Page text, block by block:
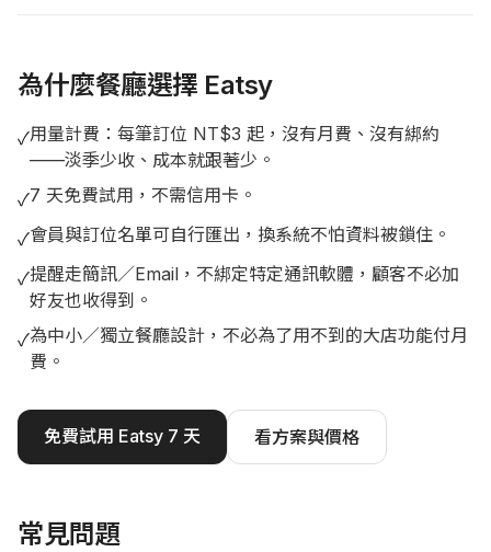
為什麼餐廳選擇 Eatsy
✓用量計費：每筆訂位 NT$3 起，沒有月費、沒有綁約
——淡季少收、成本就跟著少。
✓7 天免費試用，不需信用卡。
✓會員與訂位名單可自行匯出，換系統不怕資料被鎖住。
✓提醒走簡訊／Email，不綁定特定通訊軟體，顧客不必加
好友也收得到。
✓為中小／獨立餐廳設計，不必為了用不到的大店功能付月
費。
免費試用 Eatsy 7 天 看方案與價格
常見問題